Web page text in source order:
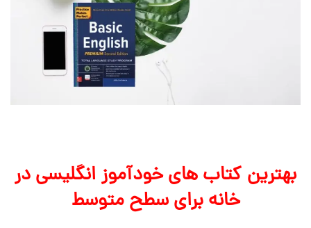
بهترین کتاب های خودآموز انگلیسی در
خانه برای سطح متوسط